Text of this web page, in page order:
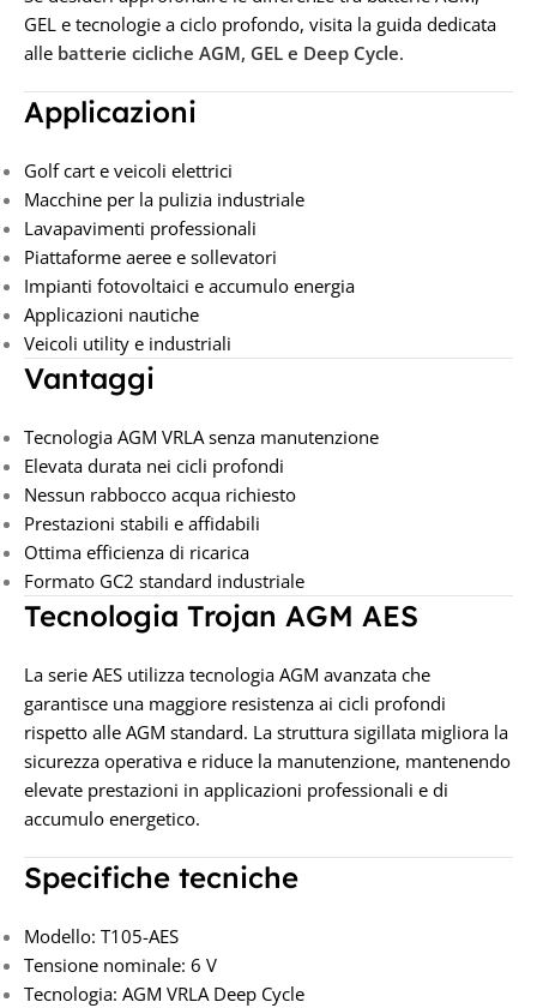
GEL e tecnologie a ciclo profondo, visita la guida dedicata
alle batterie cicliche AGM, GEL e Deep Cycle.
Applicazioni
Golf cart e veicoli elettrici
Macchine per la pulizia industriale
Lavapavimenti professionali
Piattaforme aeree e sollevatori
Impianti fotovoltaici e accumulo energia
Applicazioni nautiche
Veicoli utility e industriali
Vantaggi
Tecnologia AGM VRLA senza manutenzione
Elevata durata nei cicli profondi
Nessun rabbocco acqua richiesto
Prestazioni stabili e affidabili
Ottima efficienza di ricarica
Formato GC2 standard industriale
Tecnologia Trojan AGM AES
La serie AES utilizza tecnologia AGM avanzata che
garantisce una maggiore resistenza ai cicli profondi
rispetto alle AGM standard. La struttura sigillata migliora la
sicurezza operativa e riduce la manutenzione, mantenendo
elevate prestazioni in applicazioni professionali e di
accumulo energetico.
Specifiche tecniche
Modello: T105-AES
Tensione nominale: 6 V
Tecnologia: AGM VRLA Deep Cycle